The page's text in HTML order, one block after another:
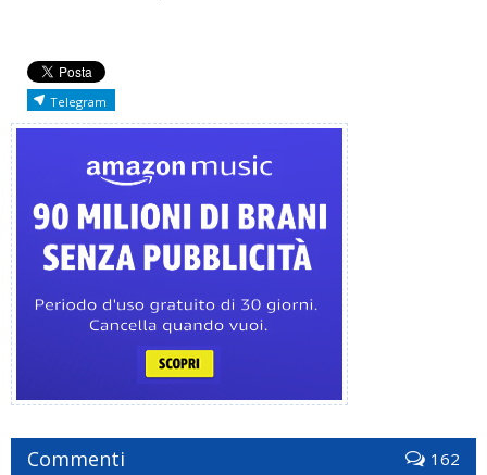
Telegram
Commenti 162